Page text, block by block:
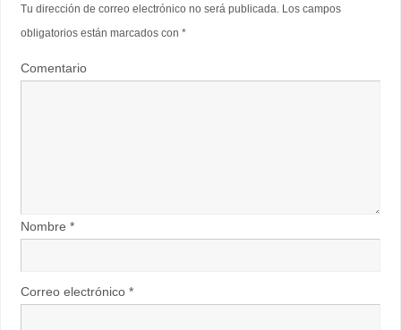
Tu dirección de correo electrónico no será publicada.Los campos
obligatorios están marcados con *
Comentario
Nombre *
Correo electrónico *